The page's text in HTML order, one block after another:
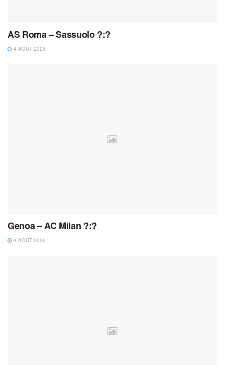
AS Roma – Sassuolo ?:?
4 AOÛT 2026
Genoa – AC Milan ?:?
4 AOÛT 2026